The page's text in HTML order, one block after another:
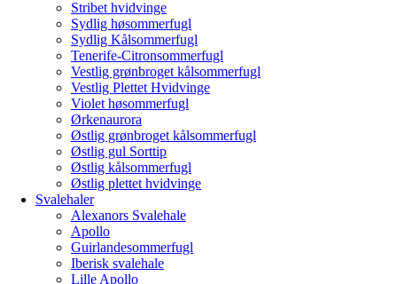
Stribet hvidvinge
Sydlig høsommerfugl
Sydlig Kålsommerfugl
Tenerife-Citronsommerfugl
Vestlig grønbroget kålsommerfugl
Vestlig Plettet Hvidvinge
Violet høsommerfugl
Ørkenaurora
Østlig grønbroget kålsommerfugl
Østlig gul Sorttip
Østlig kålsommerfugl
Østlig plettet hvidvinge
Svalehaler
Alexanors Svalehale
Apollo
Guirlandesommerfugl
Iberisk svalehale
Lille Apollo